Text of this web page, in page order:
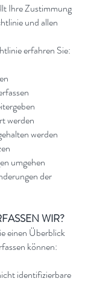
Ihre Zustimmung
und allen
erfahren Sie:
werden
werden
umgehen
der
WIR?
einen Überblick
können:
identifizierbare